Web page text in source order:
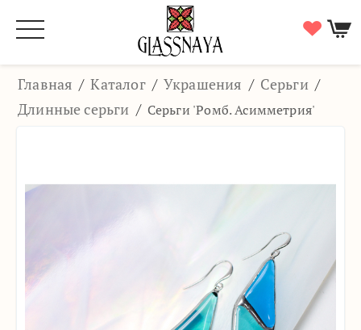
Главная / Каталог / Украшения / Серьги /
Длинные серьги / Серьги 'Ромб. Асимметрия'